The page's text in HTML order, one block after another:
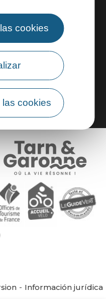
cookies
cookies
Información jurídica